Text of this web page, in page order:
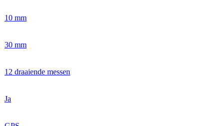
10 mm
30 mm
12 draaiende messen
Ja